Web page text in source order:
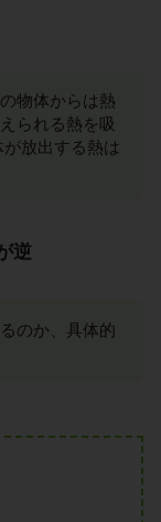
物体からは熱
られる熱を吸
放出する熱は
逆
のか、具体的